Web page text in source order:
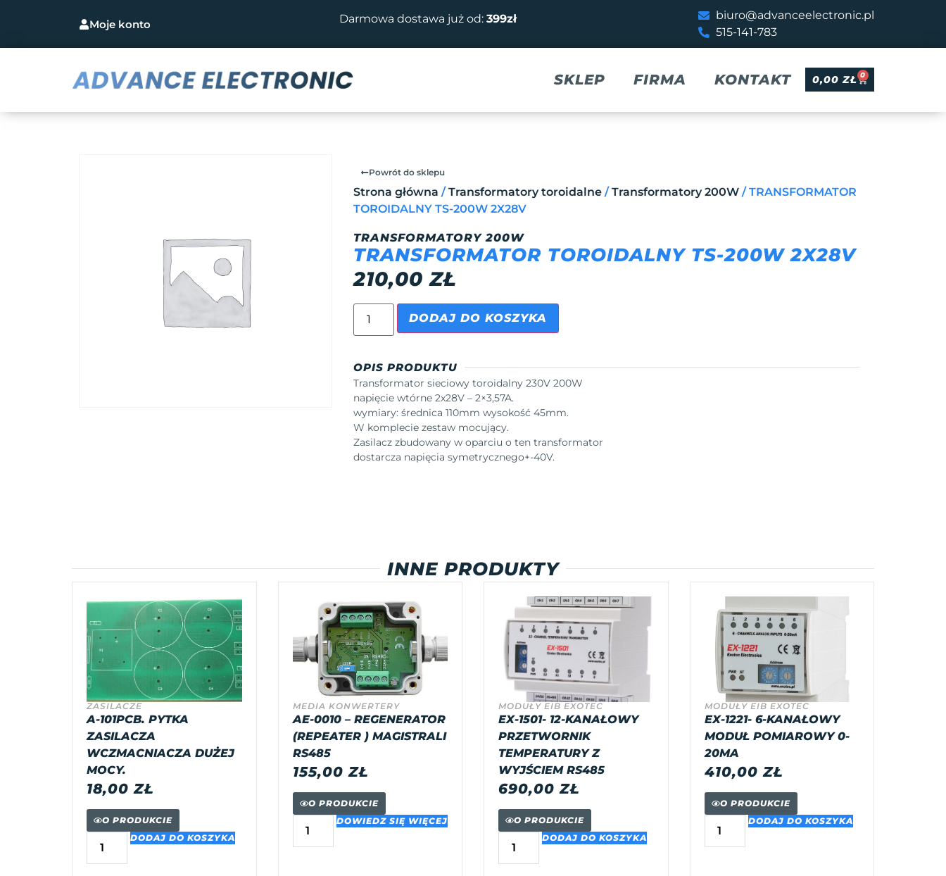
Moje konto Darmowa dostawa już od: 399zł
biuro@advanceelectronic.pl
515-141-783
SKLEP FIRMA KONTAKT 0,00ZŁ 0
Powrót do sklepu
Strona główna /Transformatory toroidalne/Transformatory 200W/ TRANSFORMATOR
TOROIDALNY TS-200W 2X28V
TRANSFORMATORY 200W
TRANSFORMATOR TOROIDALNY TS-200W 2X28V
210,00ZŁ
DODAJ DO KOSZYKA
OPIS PRODUKTU
Transformator sieciowy toroidalny 230V 200W
napięcie wtórne 2x28V – 2×3,57A.
wymiary: średnica 110mm wysokość 45mm.
W komplecie zestaw mocujący.
Zasilacz zbudowany w oparciu o ten transformator
dostarcza napięcia symetrycznego+-40V.
INNE PRODUKTY
ZASILACZE
A-101PCB. PYTKA
ZASILACZA
WCZMACNIACZA DUŻEJ
MOCY.
18,00ZŁ
O PRODUKCIE
DODAJ DO KOSZYKA
MEDIA KONWERTERY
AE-0010 – REGENERATOR
(REPEATER ) MAGISTRALI
RS485
155,00ZŁ
O PRODUKCIE
DOWIEDZ SIĘ WIĘCEJ
MODUŁY EIB EXOTEC
EX-1501- 12-KANAŁOWY
PRZETWORNIK
TEMPERATURY Z
WYJŚCIEM RS485
690,00ZŁ
O PRODUKCIE
DODAJ DO KOSZYKA
MODUŁY EIB EXOTEC
EX-1221- 6-KANAŁOWY
MODUŁ POMIAROWY 0-
20MA
410,00ZŁ
O PRODUKCIE
DODAJ DO KOSZYKA